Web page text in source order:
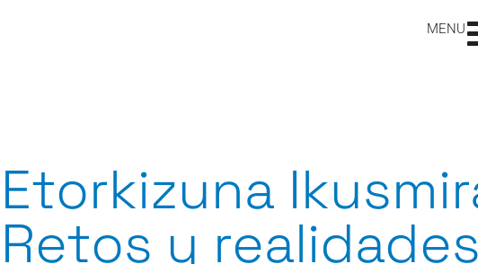
MENU
Etorkizuna
Retos y